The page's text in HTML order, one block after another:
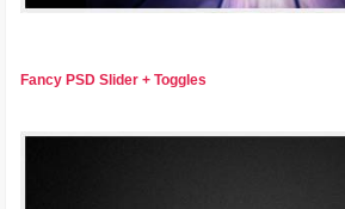
Fancy PSD Slider + Toggles